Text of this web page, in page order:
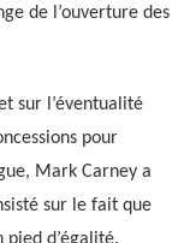
de l’ouverture des
sur l’éventualité
pour
Mark Carney a
sur le fait que
pied d’égalité.